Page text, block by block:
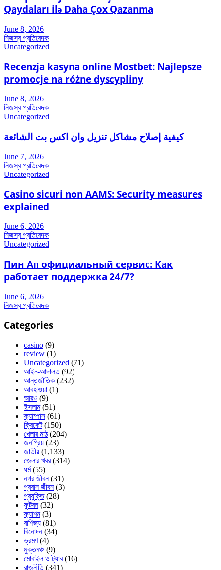
Qaydaları ilə Daha Çox Qazanma
June 8, 2026
নিজস্ব প্রতিবেদক
Uncategorized
Recenzja kasyna online Mostbet: Najlepsze
promocje na różne dyscypliny
June 8, 2026
নিজস্ব প্রতিবেদক
Uncategorized
كيفية إصلاح مشاكل تنزيل وان اكس بت الشائعة
June 7, 2026
নিজস্ব প্রতিবেদক
Uncategorized
Casino sicuri non AAMS: Security measures
explained
June 6, 2026
নিজস্ব প্রতিবেদক
Uncategorized
Пин Ап официальный сервис: Как
работает поддержка 24/7?
June 6, 2026
নিজস্ব প্রতিবেদক
Categories
casino (9)
review (1)
Uncategorized (71)
আইন-আদালত(92)
আন্তর্জাতিক (232)
আবহাওয়া (1)
আরও (9)
ইসলাম(51)
ক্যাম্পাস(61)
ক্রিকেট(150)
খেলার মাঠ(204)
জনপ্রিয় (23)
জাতীয় (1,133)
জেলার খবর(314)
ধর্ম(55)
নগর জীবন(31)
প্রবাস জীবন(3)
প্রযুক্তি(28)
ফুটবল(32)
ফ্যাশন(3)
বাণিজ্য (81)
বিনোদন(34)
ভ্রমণ(4)
মুক্তমঞ্চ (9)
মোবাইল ও ট্যাব(16)
রাজনীতি(341)